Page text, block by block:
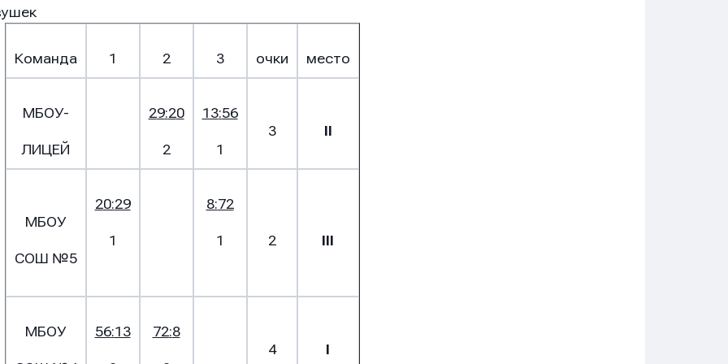
Команда 1 2 3 очки место
МБОУ-
ЛИЦЕЙ
29:20
2
13:56
1
3 II
МБОУ
СОШ №5
20:29
1
8:72
1 2 III
МБОУ 56:13 72:8
4 I